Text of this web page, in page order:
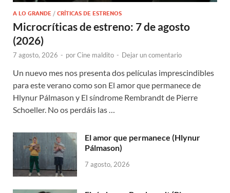
A LO GRANDE / CRÍTICAS DE ESTRENOS
Microcríticas de estreno: 7 de agosto
(2026)
7 agosto, 2026 - porCine maldito - Dejar un comentario
Un nuevo mes nos presenta dos películas imprescindibles
para este verano como son El amor que permanece de
Hlynur Pálmason y El síndrome Rembrandt de Pierre
Schoeller. No os perdáis las …
El amor que permanece (Hlynur
Pálmason)
7 agosto, 2026